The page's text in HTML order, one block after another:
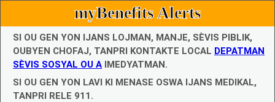
myBenefits Alerts
SI OU GEN YON IJANS LOJMAN, MANJE, SÈVIS PIBLIK,
OUBYEN CHOFAJ, TANPRI KONTAKTE LOCAL DEPATMAN
SÈVIS SOSYAL OU A IMEDYATMAN.
SI OU GEN YON LAVI KI MENASE OSWA IJANS MEDIKAL,
TANPRI RELE 911.